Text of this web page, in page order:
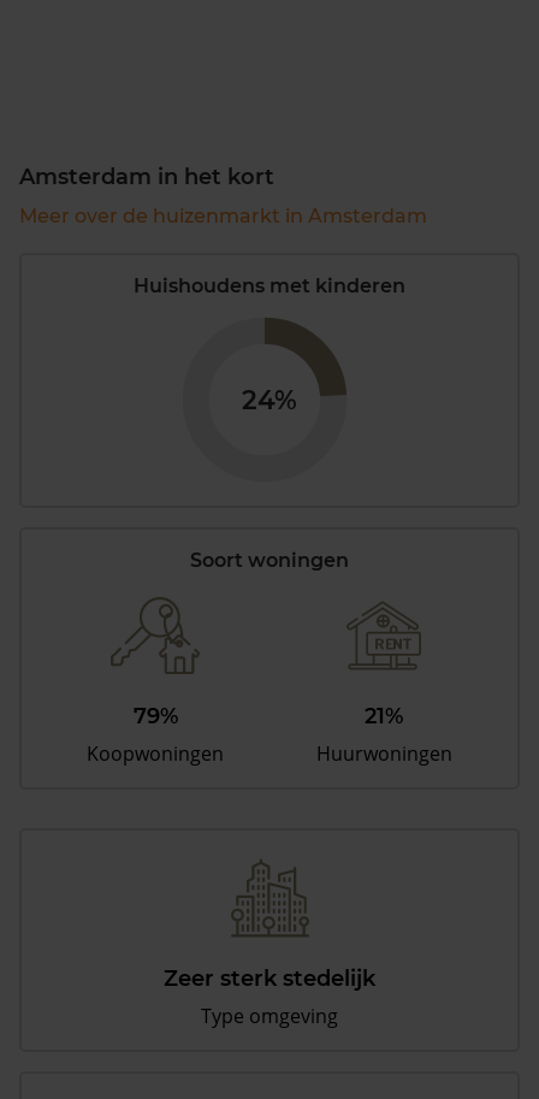
Amsterdam in het kort
Meer over de huizenmarkt in Amsterdam
Huishoudens met kinderen
24%
Soort woningen
79%
Koopwoningen
21%
Huurwoningen
Zeer sterk stedelijk
Type omgeving